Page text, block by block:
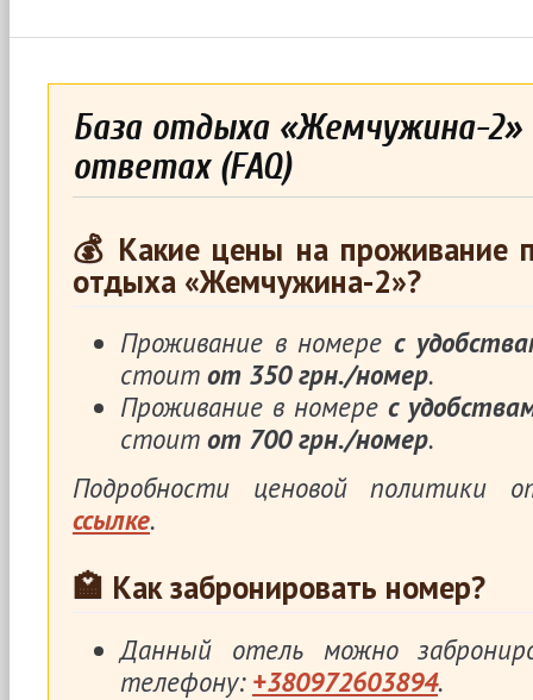
База отдыха «Жемчужина-2»
ответах (FAQ)
💰 Какие цены на проживание
отдыха «Жемчужина-2»?
Проживание в номерес
стоит от 350 грн./номер.
Проживание в номере с
стоит от 700 грн./номер.
Подробности ценовой политики
ссылке.
🏩 Как забронировать номер?
Данный отель можно
телефону: +380972603894.